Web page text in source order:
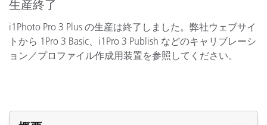
生産終了
i1Photo Pro 3 Plus の生産は終了しました。弊社ウェブサイ
トから 1Pro 3 Basic、i1Pro 3 Publish などのキャリブレーシ
ョン／プロファイル作成用装置を参照してください。